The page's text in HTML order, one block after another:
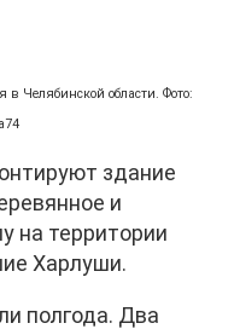
в Челябинской области. Фото:
здание
и
на территории
Харлуши.
полгода. Два